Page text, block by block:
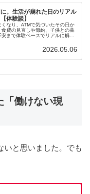
。生活が崩れた日のリアル
体験談】
なり、ATMで気づいたその日か
費の見直しや節約、子供との暮
まで体験ベースでリアルに解
2026.05.06
「働けない現
いと思いました。でも